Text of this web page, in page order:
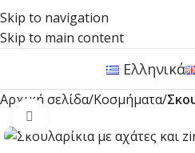
Skip to navigation
Skip to main content
Ελληνικά
Αρχική σελίδα Κοσμήματα